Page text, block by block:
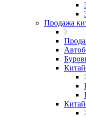
Продажа